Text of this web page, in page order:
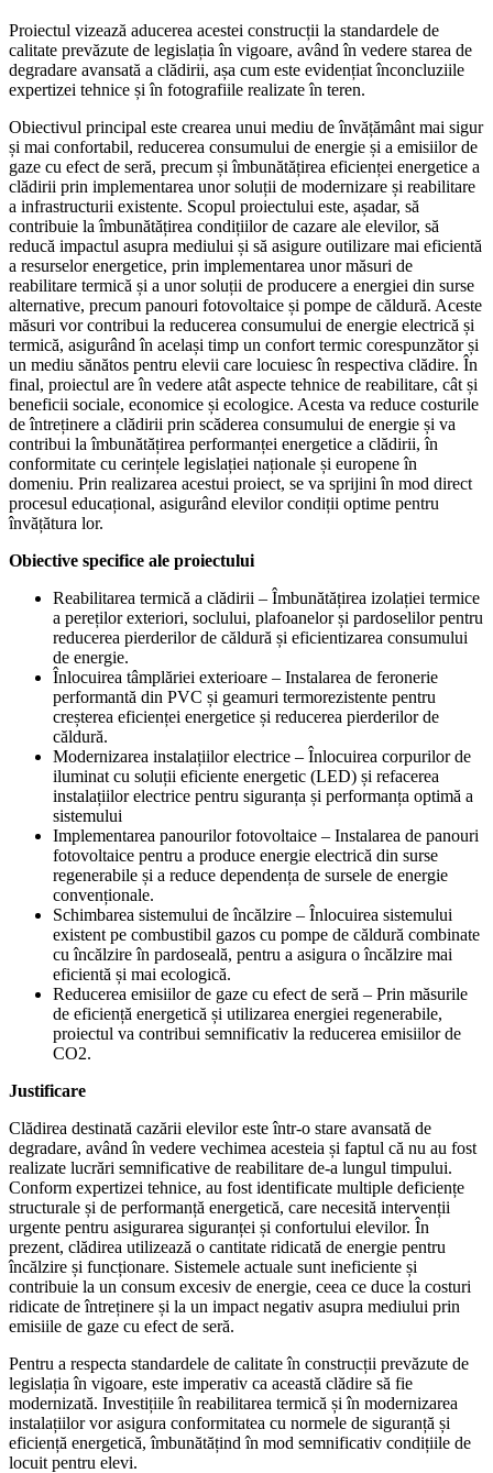
Proiectul vizează aducerea acestei construcții la standardele de
calitate prevăzute de legislația în vigoare, având în vedere starea de
degradare avansată a clădirii, așa cum este evidențiat înconcluziile
expertizei tehnice și în fotografiile realizate în teren.
Obiectivul principal este crearea unui mediu de învățământ mai sigur
și mai confortabil, reducerea consumului de energie și a emisiilor de
gaze cu efect de seră, precum și îmbunătățirea eficienței energetice a
clădirii prin implementarea unor soluții de modernizare și reabilitare
a infrastructurii existente. Scopul proiectului este, așadar, să
contribuie la îmbunătățirea condițiilor de cazare ale elevilor, să
reducă impactul asupra mediului și să asigure outilizare mai eficientă
a resurselor energetice, prin implementarea unor măsuri de
reabilitare termică și a unor soluții de producere a energiei din surse
alternative, precum panouri fotovoltaice și pompe de căldură. Aceste
măsuri vor contribui la reducerea consumului de energie electrică și
termică, asigurând în același timp un confort termic corespunzător și
un mediu sănătos pentru elevii care locuiesc în respectiva clădire. În
final, proiectul are în vedere atât aspecte tehnice de reabilitare, cât și
beneficii sociale, economice și ecologice. Acesta va reduce costurile
de întreținere a clădirii prin scăderea consumului de energie și va
contribui la îmbunătățirea performanței energetice a clădirii, în
conformitate cu cerințele legislației naționale și europene în
domeniu. Prin realizarea acestui proiect, se va sprijini în mod direct
procesul educațional, asigurând elevilor condiții optime pentru
învățătura lor.
Obiective specifice ale proiectului
Reabilitarea termică a clădirii – Îmbunătățirea izolației termice
a pereților exteriori, soclului, plafoanelor și pardoselilor pentru
reducerea pierderilor de căldură și eficientizarea consumului
de energie.
Înlocuirea tâmplăriei exterioare – Instalarea de feronerie
performantă din PVC și geamuri termorezistente pentru
creșterea eficienței energetice și reducerea pierderilor de
căldură.
Modernizarea instalațiilor electrice – Înlocuirea corpurilor de
iluminat cu soluții eficiente energetic (LED) și refacerea
instalațiilor electrice pentru siguranța și performanța optimă a
sistemului
Implementarea panourilor fotovoltaice – Instalarea de panouri
fotovoltaice pentru a produce energie electrică din surse
regenerabile și a reduce dependența de sursele de energie
convenționale.
Schimbarea sistemului de încălzire – Înlocuirea sistemului
existent pe combustibil gazos cu pompe de căldură combinate
cu încălzire în pardoseală, pentru a asigura o încălzire mai
eficientă și mai ecologică.
Reducerea emisiilor de gaze cu efect de seră – Prin măsurile
de eficiență energetică și utilizarea energiei regenerabile,
proiectul va contribui semnificativ la reducerea emisiilor de
CO2.
Justificare
Clădirea destinată cazării elevilor este într-o stare avansată de
degradare, având în vedere vechimea acesteia și faptul că nu au fost
realizate lucrări semnificative de reabilitare de-a lungul timpului.
Conform expertizei tehnice, au fost identificate multiple deficiențe
structurale și de performanță energetică, care necesită intervenții
urgente pentru asigurarea siguranței și confortului elevilor. În
prezent, clădirea utilizează o cantitate ridicată de energie pentru
încălzire și funcționare. Sistemele actuale sunt ineficiente și
contribuie la un consum excesiv de energie, ceea ce duce la costuri
ridicate de întreținere și la un impact negativ asupra mediului prin
emisiile de gaze cu efect de seră.
Pentru a respecta standardele de calitate în construcții prevăzute de
legislația în vigoare, este imperativ ca această clădire să fie
modernizată. Investițiile în reabilitarea termică și în modernizarea
instalațiilor vor asigura conformitatea cu normele de siguranță și
eficiență energetică, îmbunătățind în mod semnificativ condițiile de
locuit pentru elevi.